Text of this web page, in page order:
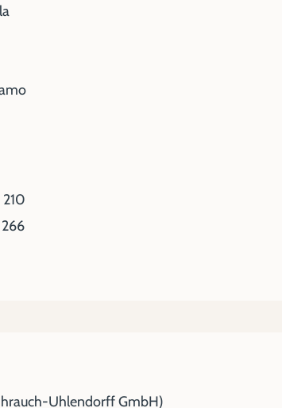
Uhlendorff GmbH)